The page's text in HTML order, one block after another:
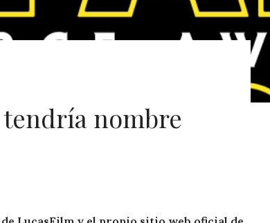
tendría nombre